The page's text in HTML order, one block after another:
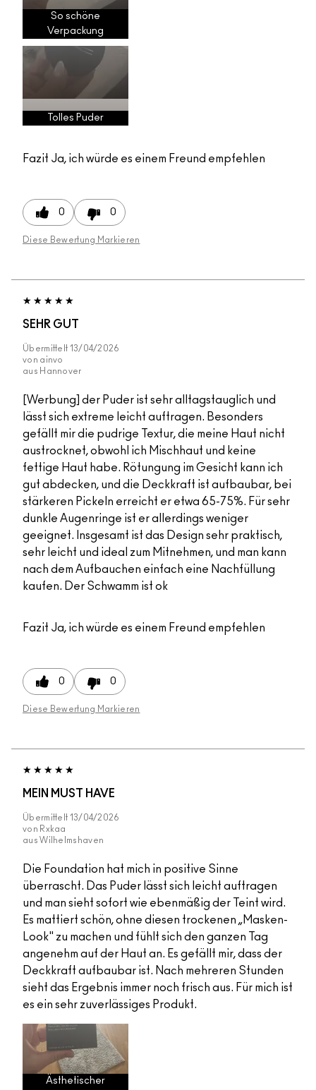
So schöne
Verpackung
Tolles Puder
Fazit Ja, ich würde es einem Freund empfehlen
0 0
Diese Bewertung Markieren
SEHR GUT
Übermittelt 13/04/2026
von ainvo
aus Hannover
[Werbung] der Puder ist sehr alltagstauglich und
lässt sich extreme leicht auftragen. Besonders
gefällt mir die pudrige Textur, die meine Haut nicht
austrocknet, obwohl ich Mischhaut und keine
fettige Haut habe. Rötungung im Gesicht kann ich
gut abdecken, und die Deckkraft ist aufbaubar, bei
stärkeren Pickeln erreicht er etwa 65-75%. Für sehr
dunkle Augenringe ist er allerdings weniger
geeignet. Insgesamt ist das Design sehr praktisch,
sehr leicht und ideal zum Mitnehmen, und man kann
nach dem Aufbauchen einfach eine Nachfüllung
kaufen. Der Schwamm ist ok
Fazit Ja, ich würde es einem Freund empfehlen
0 0
Diese Bewertung Markieren
MEIN MUST HAVE
Übermittelt 13/04/2026
von Rxkaa
aus Wilhelmshaven
Die Foundation hat mich in positive Sinne
überrascht. Das Puder lässt sich leicht auftragen
und man sieht sofort wie ebenmäßig der Teint wird.
Es mattiert schön, ohne diesen trockenen „Masken-
Look" zu machen und fühlt sich den ganzen Tag
angenehm auf der Haut an. Es gefällt mir, dass der
Deckkraft aufbaubar ist. Nach mehreren Stunden
sieht das Ergebnis immer noch frisch aus. Für mich ist
es ein sehr zuverlässiges Produkt.
Ästhetischer